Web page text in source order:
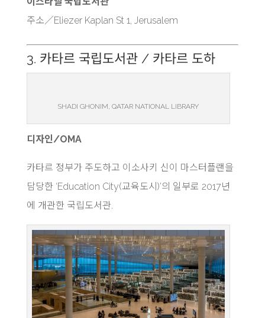
주소／Eliezer Kaplan St 1, Jerusalem
3. 카타르 국립도서관 / 카타르 도하
SHADI GHONIM, QATAR NATIONAL LIBRARY
디자인/OMA
카타르 정부가 주도하고 이소사키 신이 마스터플랜을
담당한 ‘Education City(교육도시)’의 일부로 2017년
에 개관한 국립도서관.